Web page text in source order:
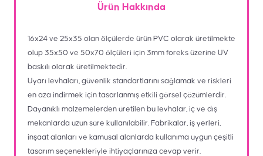
Ürün Hakkında
16x24 ve 25x35 olan ölçülerde ürün PVC olarak üretilmekte
olup 35x50 ve 50x70 ölçüleri için 3mm foreks üzerine UV
baskılı olarak üretilmektedir.
Uyarı levhaları, güvenlik standartlarını sağlamak ve riskleri
en aza indirmek için tasarlanmış etkili görsel çözümlerdir.
Dayanıklı malzemelerden üretilen bu levhalar, iç ve dış
mekanlarda uzun süre kullanılabilir. Fabrikalar, iş yerleri,
inşaat alanları ve kamusal alanlarda kullanıma uygun çeşitli
tasarım seçenekleriyle ihtiyaçlarınıza cevap verir.